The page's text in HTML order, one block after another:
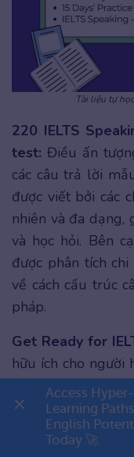
Tài liệu tự
220 IELTS
test: Điều ấn
các câu trả lời
được viết bởi các
nhiên và đa dạng,
và học hỏi. Bên
được phân tích
về cách cấu trúc
pháp.
Get Ready for
hữu ích cho người
tập thực hành
với các chủ đề
sách còn giải
giúp người học
👉
Access
Learning
English
Today 🚀